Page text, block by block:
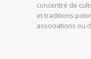
concentré de
et traditions
associations ou